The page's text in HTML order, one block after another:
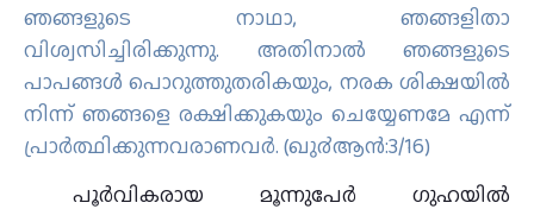
ഞങ്ങളുടെ നാഥാ, ഞങ്ങളിതാ
വിശ്വസിച്ചിരിക്കുന്നു. അതിനാല്‍ ഞങ്ങളുടെ
പാപങ്ങള്‍ പൊറുത്തുതരികയും, നരക ശിക്ഷയില്‍
നിന്ന് ഞങ്ങളെ രക്ഷിക്കുകയും ചെയ്യേണമേ എന്ന്
പ്രാര്‍ത്ഥിക്കുന്നവരാണവര്‍. (ഖു൪ആന്‍:3/16)
പൂര്‍വികരായ മൂന്നുപേര്‍ ഗുഹയില്‍